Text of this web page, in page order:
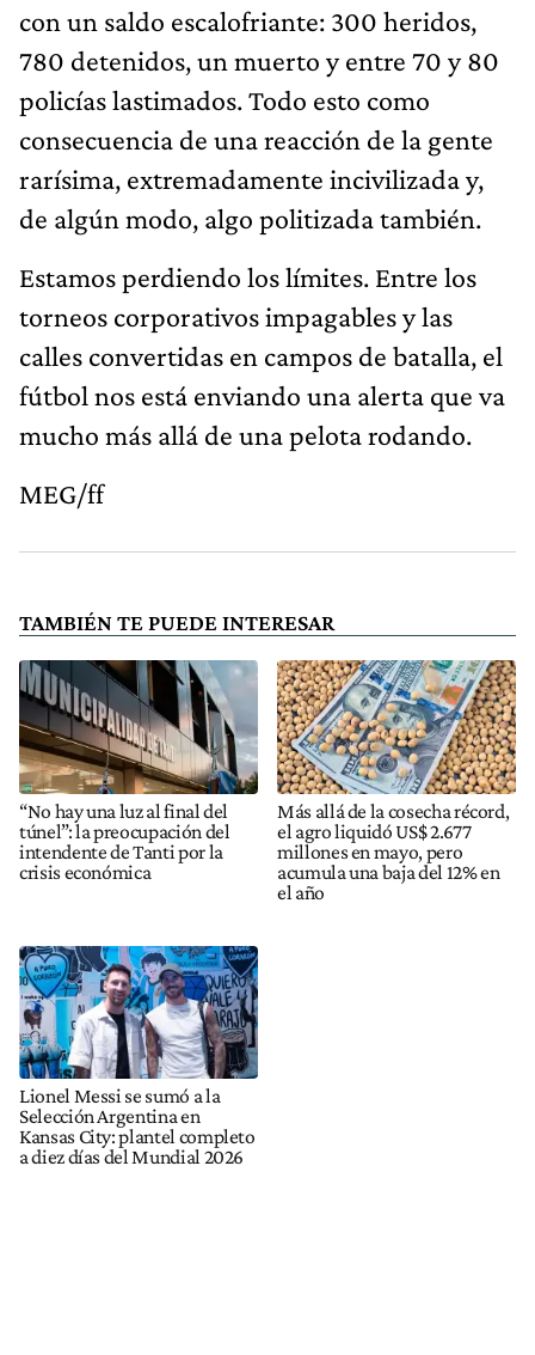
con un saldo escalofriante: 300 heridos,
780 detenidos, un muerto y entre 70 y 80
policías lastimados. Todo esto como
consecuencia de una reacción de la gente
rarísima, extremadamente incivilizada y,
de algún modo, algo politizada también.
Estamos perdiendo los límites. Entre los
torneos corporativos impagables y las
calles convertidas en campos de batalla, el
fútbol nos está enviando una alerta que va
mucho más allá de una pelota rodando.
MEG/ff
TAMBIÉN TE PUEDE INTERESAR
“No hay una luz al final del
túnel”: la preocupación del
intendente de Tanti por la
crisis económica
Más allá de la cosecha récord,
el agro liquidó US$ 2.677
millones en mayo, pero
acumula una baja del 12% en
el año
Lionel Messi se sumó a la
Selección Argentina en
Kansas City: plantel completo
a diez días del Mundial 2026